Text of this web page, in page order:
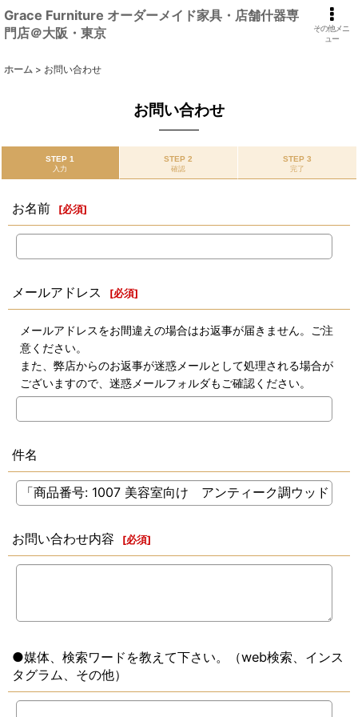
Grace Furniture オーダーメイド家具・店舗什器専
門店＠大阪・東京
その他メニ
ュー
ホーム > お問い合わせ
お問い合わせ
STEP 1
入力
STEP 2
確認
STEP 3
完了
お名前 [必須]
メールアドレス [必須]
メールアドレスをお間違えの場合はお返事が届きません。ご注
意ください。
また、弊店からのお返事が迷惑メールとして処理される場合が
ございますので、迷惑メールフォルダもご確認ください。
件名
お問い合わせ内容 [必須]
●媒体、検索ワードを教えて下さい。（web検索、インス
タグラム、その他）